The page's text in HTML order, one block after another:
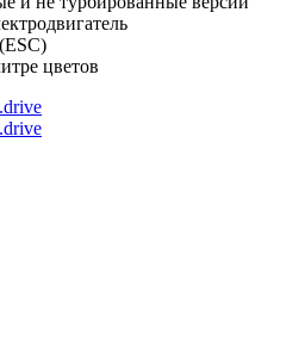
цветов